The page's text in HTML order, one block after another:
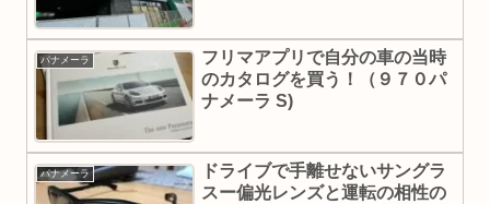
パナメーラ
フリマアプリで自分の車の当時
のカタログを買う！（９７０パ
ナメーラ S)
パナメーラ
ドライブで手離せないサングラ
スー偏光レンズと運転の相性の